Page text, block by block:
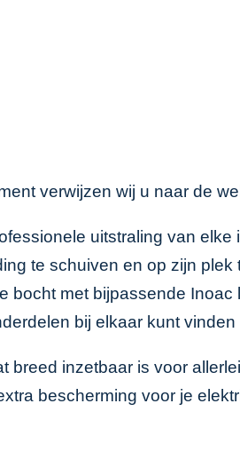
verwijzen wij u naar de
uitstraling van
te schuiven en op zijn
bocht met bijpassende Inoac
bij elkaar kunt
breed inzetbaar is voor
bescherming voor je